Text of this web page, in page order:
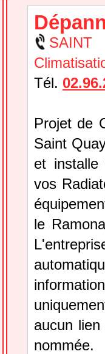
Tél.
Projet de
Saint
et installe
vos
le
aucun
nommée.